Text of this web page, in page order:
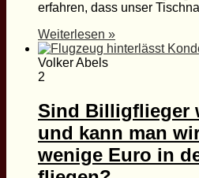
erfahren, dass unser
Weiterlesen »
Volker Abels
2
Sind Billigflieger
und kann man
wenige Euro in